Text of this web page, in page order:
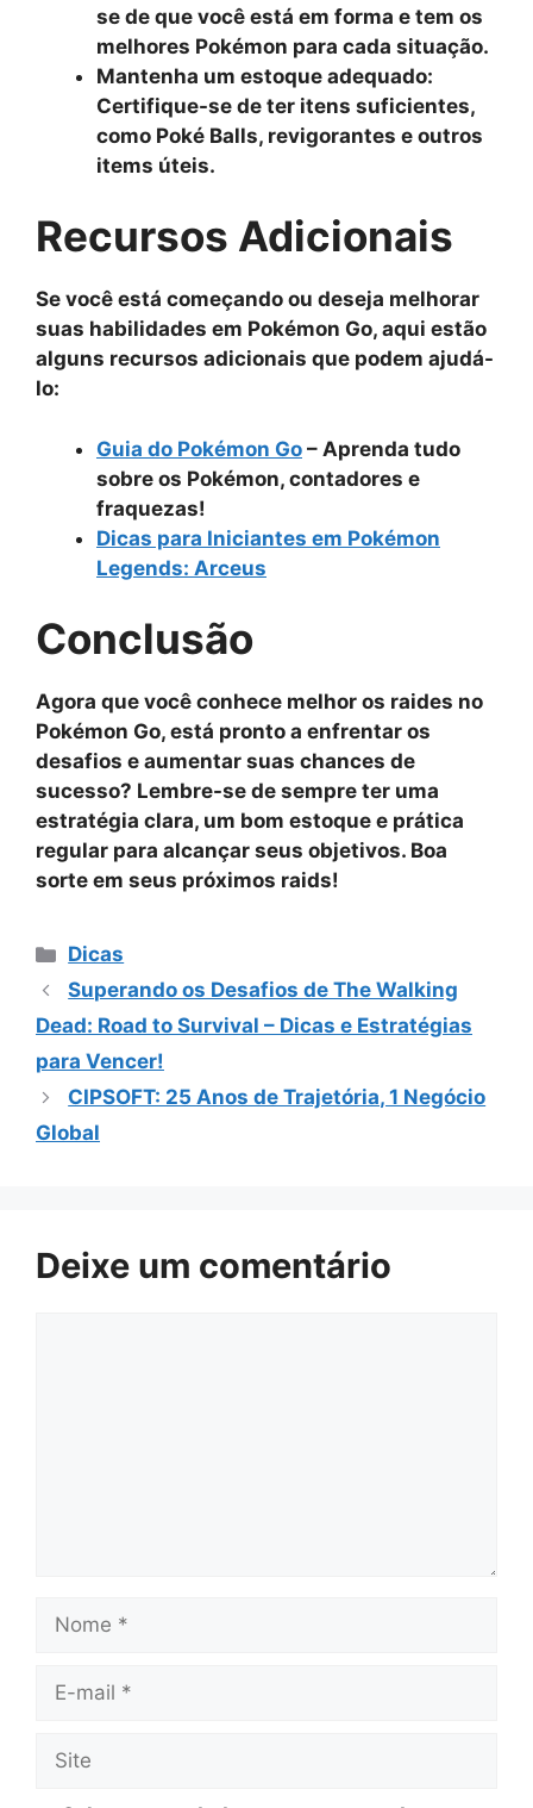
se de que você está em forma e tem os
melhores Pokémon para cada situação.
Mantenha um estoque adequado:
Certifique-se de ter itens suficientes,
como Poké Balls, revigorantes e outros
items úteis.
Recursos Adicionais
Se você está começando ou deseja melhorar
suas habilidades em Pokémon Go, aqui estão
alguns recursos adicionais que podem ajudá-
lo:
Guia do Pokémon Go – Aprenda tudo
sobre os Pokémon, contadores e
fraquezas!
Dicas para Iniciantes em Pokémon
Legends: Arceus
Conclusão
Agora que você conhece melhor os raides no
Pokémon Go, está pronto a enfrentar os
desafios e aumentar suas chances de
sucesso? Lembre-se de sempre ter uma
estratégia clara, um bom estoque e prática
regular para alcançar seus objetivos. Boa
sorte em seus próximos raids!
Categorias
Dicas
Superando os Desafios de The Walking
Dead: Road to Survival – Dicas e Estratégias
para Vencer!
CIPSOFT: 25 Anos de Trajetória, 1 Negócio
Global
Deixe um comentário
Nome
Site